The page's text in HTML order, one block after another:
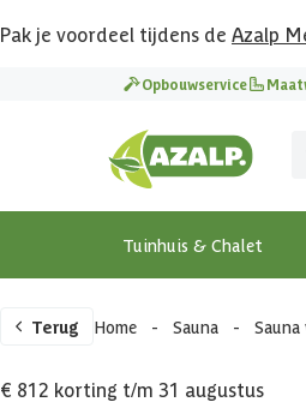
Pak je voordeel tijdens de Azalp
Opbouwservice
Tuinhuis & Chalet
Terug Home - Sauna -
€ 812 korting t/m 31 augustus